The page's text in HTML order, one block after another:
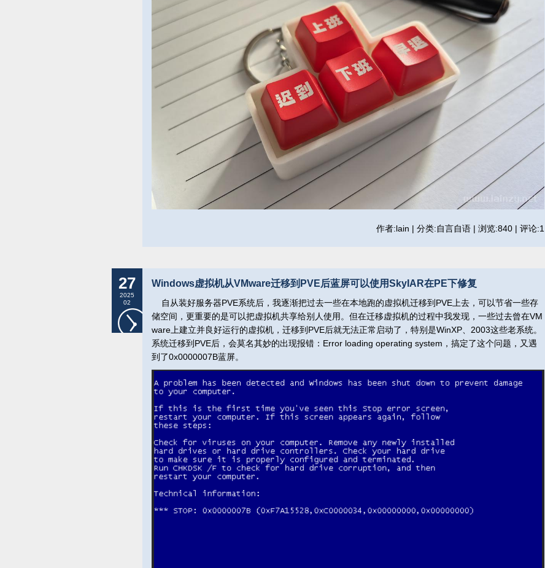
作者:lain | 分类:自言自语 | 浏览:840 | 评论:1
27
2025
02
Windows虚拟机从VMware迁移到PVE后蓝屏可以使用SkyIAR在PE下修复
自从装好服务器PVE系统后，我逐渐把过去一些在本地跑的虚拟机迁移到PVE上去，可以节省一些存
储空间，更重要的是可以把虚拟机共享给别人使用。但在迁移虚拟机的过程中我发现，一些过去曾在VM
ware上建立并良好运行的虚拟机，迁移到PVE后就无法正常启动了，特别是WinXP、2003这些老系统。
系统迁移到PVE后，会莫名其妙的出现报错：Error loading operating system，搞定了这个问题，又遇
到了0x0000007B蓝屏。